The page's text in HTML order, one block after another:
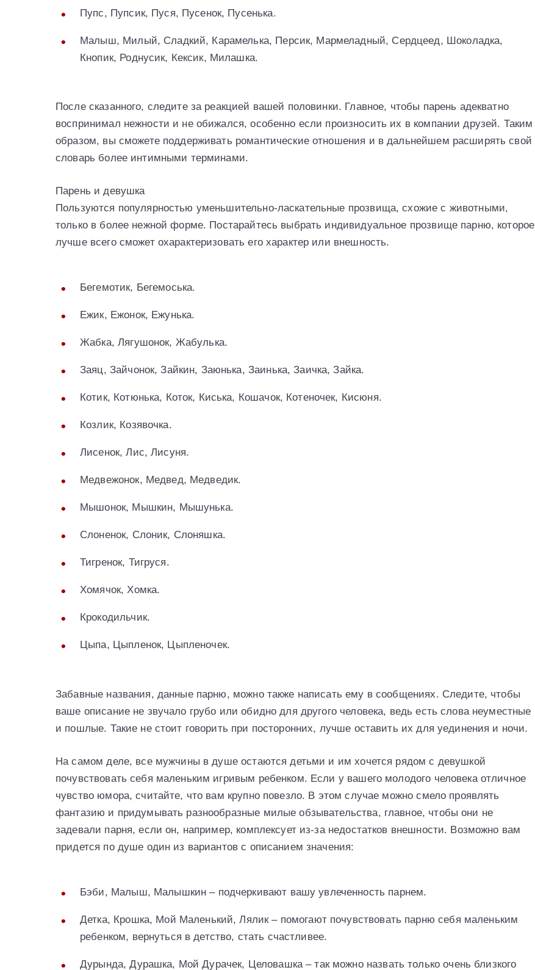
Пупс, Пупсик, Пуся, Пусенок, Пусенька.
Малыш, Милый, Сладкий, Карамелька, Персик, Мармеладный, Сердцеед, Шоколадка,
Кнопик, Роднусик, Кексик, Милашка.
После сказанного, следите за реакцией вашей половинки. Главное, чтобы парень адекватно
воспринимал нежности и не обижался, особенно если произносить их в компании друзей. Таким
образом, вы сможете поддерживать романтические отношения и в дальнейшем расширять свой
словарь более интимными терминами.
Парень и девушка
Пользуются популярностью уменьшительно-ласкательные прозвища, схожие с животными,
только в более нежной форме. Постарайтесь выбрать индивидуальное прозвище парню, которое
лучше всего сможет охарактеризовать его характер или внешность.
Бегемотик, Бегемоська.
Ежик, Ежонок, Ежунька.
Жабка, Лягушонок, Жабулька.
Заяц, Зайчонок, Зайкин, Заюнька, Заинька, Заичка, Зайка.
Котик, Котюнька, Коток, Киська, Кошачок, Котеночек, Кисюня.
Козлик, Козявочка.
Лисенок, Лис, Лисуня.
Медвежонок, Медвед, Медведик.
Мышонок, Мышкин, Мышунька.
Слоненок, Слоник, Слоняшка.
Тигренок, Тигруся.
Хомячок, Хомка.
Крокодильчик.
Цыпа, Цыпленок, Цыпленочек.
Забавные названия, данные парню, можно также написать ему в сообщениях. Следите, чтобы
ваше описание не звучало грубо или обидно для другого человека, ведь есть слова неуместные
и пошлые. Такие не стоит говорить при посторонних, лучше оставить их для уединения и ночи.
На самом деле, все мужчины в душе остаются детьми и им хочется рядом с девушкой
почувствовать себя маленьким игривым ребенком. Если у вашего молодого человека отличное
чувство юмора, считайте, что вам крупно повезло. В этом случае можно смело проявлять
фантазию и придумывать разнообразные милые обзывательства, главное, чтобы они не
задевали парня, если он, например, комплексует из-за недостатков внешности. Возможно вам
придется по душе один из вариантов с описанием значения:
Бэби, Малыш, Малышкин – подчеркивают вашу увлеченность парнем.
Детка, Крошка, Мой Маленький, Лялик – помогают почувствовать парню себя маленьким
ребенком, вернуться в детство, стать счастливее.
Дурында, Дурашка, Мой Дурачек, Целовашка – так можно назвать только очень близкого